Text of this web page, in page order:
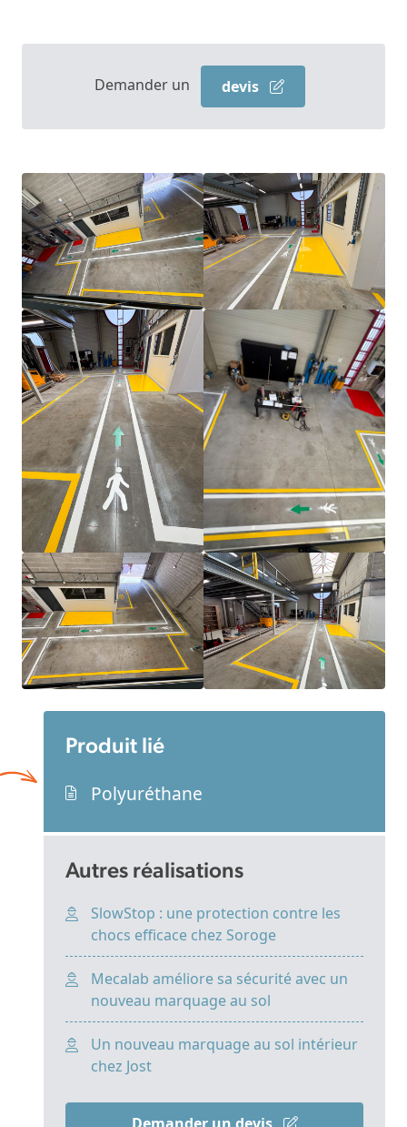
Demander un devis
Produit lié
Polyuréthane
Autres réalisations
SlowStop : une protection contre les
chocs efficace chez Soroge
Mecalab améliore sa sécurité avec un
nouveau marquage au sol
Un nouveau marquage au sol intérieur
chez Jost